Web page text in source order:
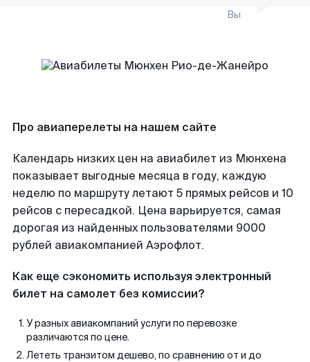
Вы
Про авиаперелеты на нашем сайте
Календарь низких цен на авиабилет из Мюнхена
показывает выгодные месяца в году, каждую
неделю по маршруту летают 5 прямых рейсов и 10
рейсов с пересадкой. Цена варьируется, самая
дорогая из найденных пользователями 9000
рублей авиакомпанией Аэрофлот.
Как еще сэкономить используя электронный
билет на самолет без комиссии?
У разных авиакомпаний услуги по перевозке
различаются по цене.
Лететь транзитом дешево, по сравнению от и до